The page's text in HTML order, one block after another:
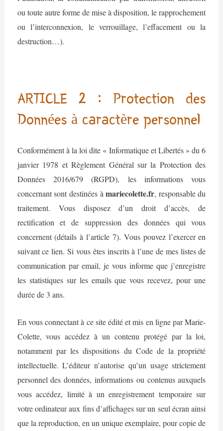
ou toute autre forme de mise à disposition, le rapprochement
ou l’interconnexion, le verrouillage, l’effacement ou la
destruction…).
ARTICLE 2 : Protection des
Données à caractère personnel
Conformément à la loi dite « Informatique et Libertés » du 6
janvier 1978 et Règlement Général sur la Protection des
Données 2016/679 (RGPD), les informations vous
concernant sont destinées àmariecolette.fr, responsable du
traitement. Vous disposez d’un droit d’accès, de
rectification et de suppression des données qui vous
concernent (détails à l’article 7). Vous pouvez l’exercer en
suivant ce lien. Si vous êtes inscrits à l’une de mes listes de
communication par email, je vous informe que j’enregistre
les statistiques sur les emails que vous recevez, pour une
durée de 3 ans.
En vous connectant à ce site édité et mis en ligne par Marie-
Colette, vous accédez à un contenu protégé par la loi,
notamment par les dispositions du Code de la propriété
intellectuelle. L’éditeur n’autorise qu’un usage strictement
personnel des données, informations ou contenus auxquels
vous accédez, limité à un enregistrement temporaire sur
votre ordinateur aux fins d’affichages sur un seul écran ainsi
que la reproduction, en un unique exemplaire, pour copie de